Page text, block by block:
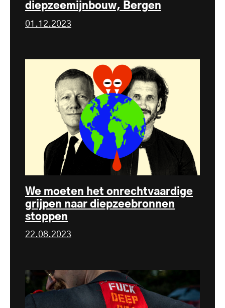
diepzeemijnbouw, Bergen
01.12.2023
We moeten het onrechtvaardige
grijpen naar diepzeebronnen
stoppen
22.08.2023